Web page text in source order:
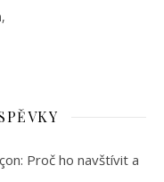
Proč ho navštívit a